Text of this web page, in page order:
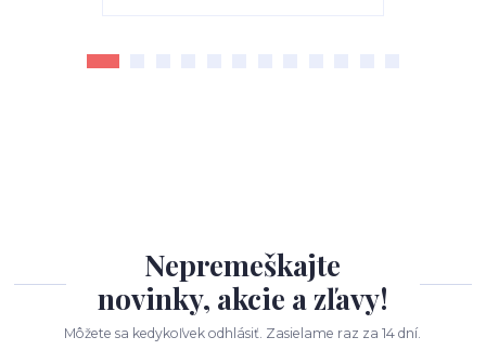
Nepremeškajte
novinky, akcie a zľavy!
Môžete sa kedykoľvek odhlásiť. Zasielame raz za 14 dní.